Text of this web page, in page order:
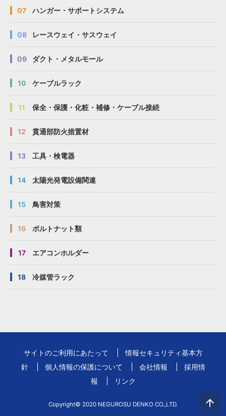
07 ハンガー・サポートシステム
08 レースウェイ・サスウェイ
09 ダクト・メタルモール
10 ケーブルラック
11 保全・保護・化粧・補修・ケーブル接続
12 貫通部防火措置材
13 工具・検電器
14 太陽光発電設備関連
15 鳥害対策
16 ボルトナット類
17 エアコンホルダー
18 冷媒管ラック
サイトのご利用にあたって
情報セキュリティ基本方
針
個人情報の保護について 会社情報
採用情
報
リンク
Copyright© 2020 NEGUROSU DENKO CO.,LTD.